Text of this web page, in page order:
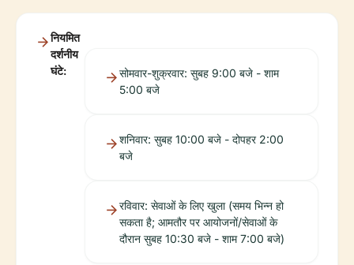
नियमित
दर्शनीय
घंटे:
सोमवार-शुक्रवार: सुबह 9:00 बजे - शाम
5:00 बजे
शनिवार: सुबह 10:00 बजे - दोपहर 2:00
बजे
रविवार: सेवाओं के लिए खुला (समय भिन्न हो
सकता है; आमतौर पर आयोजनों/सेवाओं के
दौरान सुबह 10:30 बजे - शाम 7:00 बजे)